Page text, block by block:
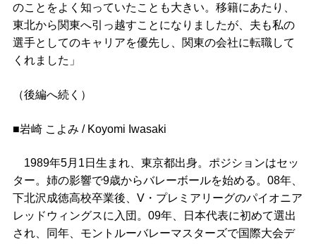
のことをよく知っていたことも大きい。移籍にあたり、
東北から関東へ引っ越すことになりましたが、夫も私の
選手としてのキャリアを優先し、関東の会社に転職して
くれました」
（後編へ続く）
■岩崎 こよみ / Koyomi Iwasaki
1989年5月1日生まれ、東京都出身。ポジションはセッ
ター。姉の影響で9歳からバレーボールを始める。08年、
下北沢成徳高校卒業後、V・プレミアリーグのパイオニア
レッドウィングスに入団。09年、日本代表に初めて選出
され、同年、モントルーバレーマスターズで国際大会デ